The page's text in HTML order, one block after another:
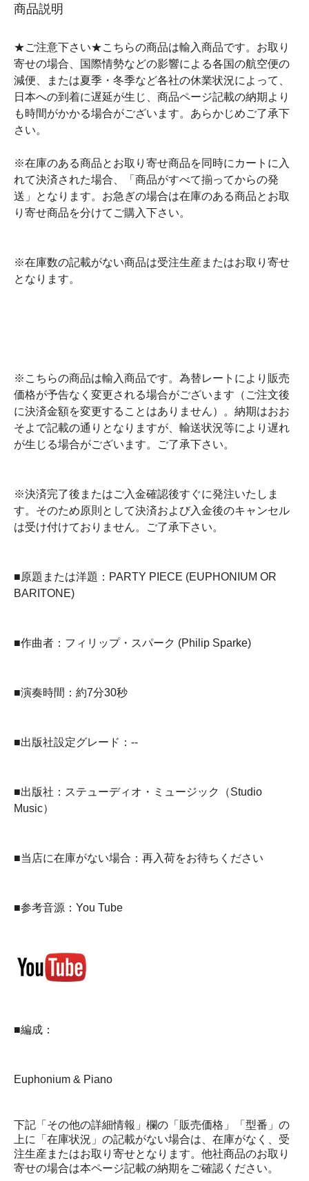
商品説明
★ご注意下さい★こちらの商品は輸入商品です。お取り
寄せの場合、国際情勢などの影響による各国の航空便の
減便、または夏季・冬季など各社の休業状況によって、
日本への到着に遅延が生じ、商品ページ記載の納期より
も時間がかかる場合がございます。あらかじめご了承下
さい。
※在庫のある商品とお取り寄せ商品を同時にカートに入
れて決済された場合、「商品がすべて揃ってからの発
送」となります。お急ぎの場合は在庫のある商品とお取
り寄せ商品を分けてご購入下さい。
※在庫数の記載がない商品は受注生産またはお取り寄せ
となります。
※こちらの商品は輸入商品です。為替レートにより販売
価格が予告なく変更される場合がございます（ご注文後
に決済金額を変更することはありません）。納期はおお
そよで記載の通りとなりますが、輸送状況等により遅れ
が生じる場合がございます。ご了承下さい。
※決済完了後またはご入金確認後すぐに発注いたしま
す。そのため原則として決済および入金後のキャンセル
は受け付けておりません。ご了承下さい。
■原題または洋題：PARTY PIECE (EUPHONIUM OR
BARITONE)
■作曲者：フィリップ・スパーク (Philip Sparke)
■演奏時間：約7分30秒
■出版社設定グレード：--
■出版社：ステューディオ・ミュージック（Studio
Music）
■当店に在庫がない場合：再入荷をお待ちください
■参考音源：You Tube
■編成：
Euphonium & Piano
下記「その他の詳細情報」欄の「販売価格」「型番」の
上に「在庫状況」の記載がない場合は、在庫がなく、受
注生産またはお取り寄せとなります。他社商品のお取り
寄せの場合は本ページ記載の納期をご確認ください。